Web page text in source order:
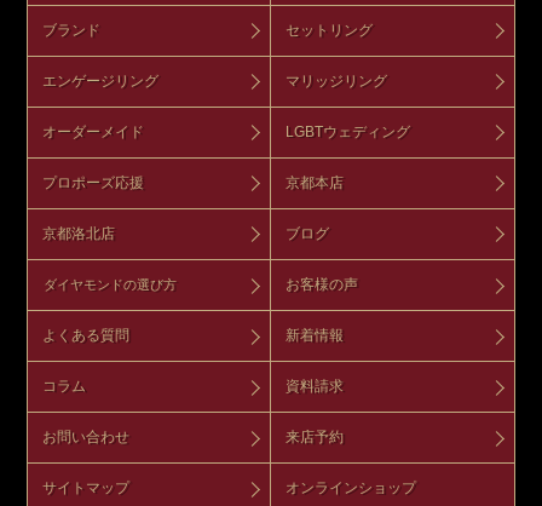
ブランド セットリング
エンゲージリング マリッジリング
オーダーメイド LGBTウェディング
プロポーズ応援 京都本店
京都洛北店 ブログ
ダイヤモンドの選び方 お客様の声
よくある質問 新着情報
コラム 資料請求
お問い合わせ 来店予約
サイトマップ オンラインショップ